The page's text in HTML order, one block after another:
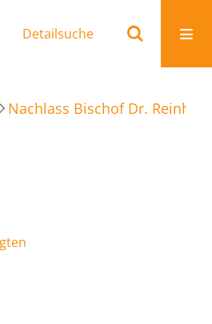
Detailsuche
Nachlass Bischof Dr.